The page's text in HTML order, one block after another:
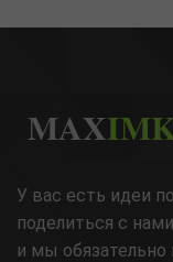
MAX
У вас есть идеи
поделиться с
и мы